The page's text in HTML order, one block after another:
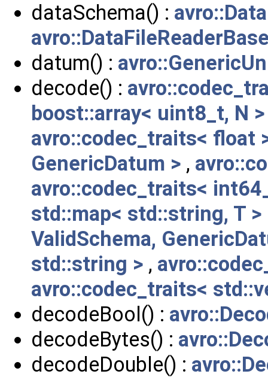
dataSchema() :
datum() :
decode() :
boost::array< uint8_t, N
avro::codec_traits< float
GenericDatum > ,
avro::codec_traits<
std::map< std::string, T >
ValidSchema,
std::string > ,
avro::codec_traits<
decodeBool() :
decodeBytes() :
decodeDouble() :